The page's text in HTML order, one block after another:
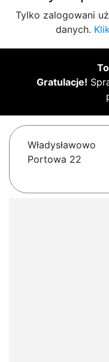
Tylko zalogowani
danych.
Gratulacje!
Władysławowo
Portowa 22